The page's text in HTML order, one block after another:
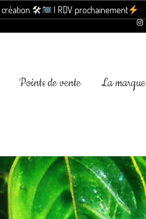
création 🛠 | RDV prochainement
Points de vente La marque